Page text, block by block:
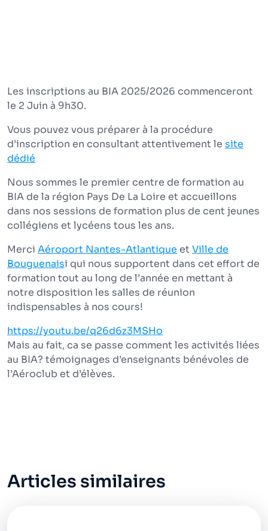
Les inscriptions au BIA 2025/2026 commenceront
le 2 Juin à 9h30.
Vous pouvez vous préparer à la procédure
d’inscription en consultant attentivement le site
dédié
Nous sommes le premier centre de formation au
BIA de la région Pays De La Loire et accueillons
dans nos sessions de formation plus de cent jeunes
collégiens et lycéens tous les ans.
Merci Aéroport Nantes-Atlantique et Ville de
Bouguenaisi qui nous supportent dans cet effort de
formation tout au long de l’année en mettant à
notre disposition les salles de réunion
indispensables à nos cours!
https://youtu.be/q26d6z3MSHo
Mais au fait, ca se passe comment les activités liées
au BIA? témoignages d’enseignants bénévoles de
l’Aéroclub et d’élèves.
Articles similaires